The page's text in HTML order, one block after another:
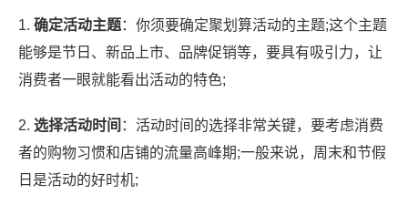
1. 确定活动主题：你须要确定聚划算活动的主题;这个主题
能够是节日、新品上市、品牌促销等，要具有吸引力，让
消费者一眼就能看出活动的特色;
2. 选择活动时间 ：活动时间的选择非常关键，要考虑消费
者的购物习惯和店铺的流量高峰期;一般来说，周末和节假
日是活动的好时机;